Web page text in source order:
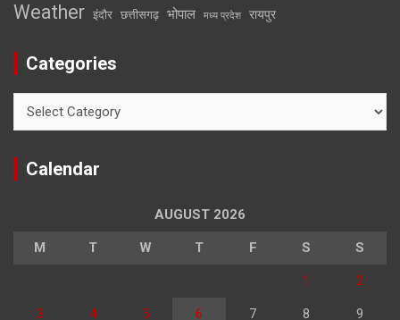
Weather इंदौर छत्तीसगढ़ भोपाल मध्य प्रदेश रायपुर
Categories
Calendar
AUGUST 2026
M T W T F S S
1 2
3 4 5 6 7 8 9